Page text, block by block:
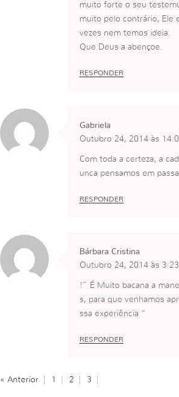
muito forte o seu
muito pelo contrário, Ele
vezes nem temos ideia.
Que Deus a abençoe.
RESPONDER
Gabriela
Outubro 24, 2014 às
Com toda a certeza, a
unca pensamos em
RESPONDER
Bárbara Cristina
Outubro 24, 2014 às 3:23
!” É Muito bacana a
s, para que venhamos
ssa experiência “
RESPONDER
« Anterior 1 2 3